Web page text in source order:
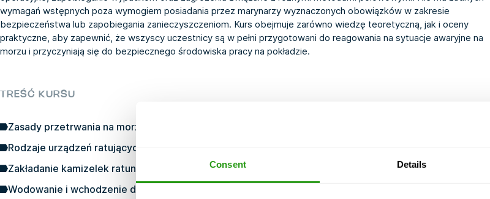
Consent Details
wymagań wstępnych poza wymogiem posiadania przez marynarzy wyznaczonych obowiązków w zakresie
bezpieczeństwa lub zapobiegania zanieczyszczeniom. Kurs obejmuje zarówno wiedzę teoretyczną, jak i oceny
praktyczne, aby zapewnić, że wszyscy uczestnicy są w pełni przygotowani do reagowania na sytuacje awaryjne na
morzu i przyczyniają się do bezpiecznego środowiska pracy na pokładzie.
TREŚĆ KURSU
Zasady przetrwania na morzu
Rodzaje urządzeń ratujących życie (LSA)
Zakładanie kamizelek ratunkowych i kombinezonów zanurzeniowych
Wodowanie i wchodzenie do tratw ratunkowych